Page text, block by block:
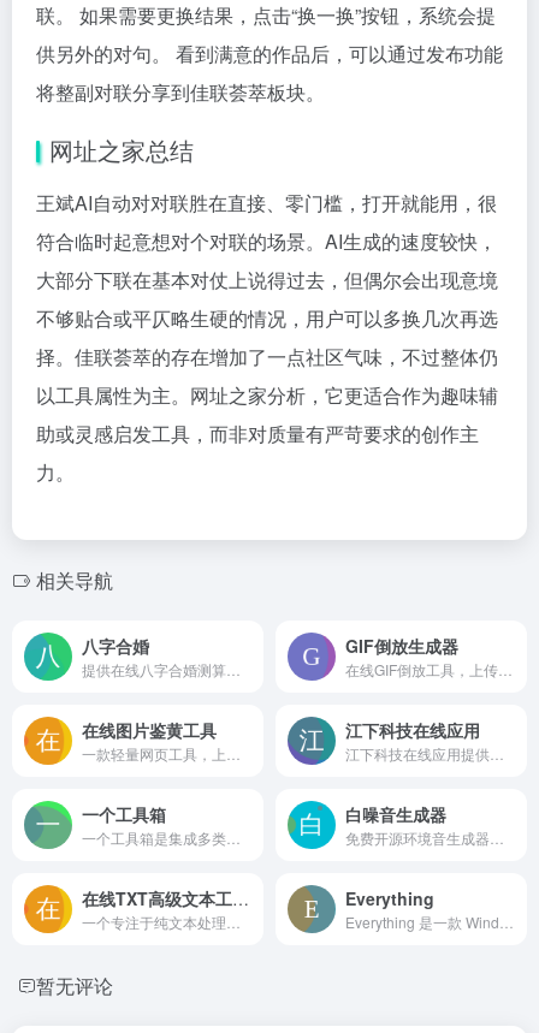
联。 如果需要更换结果，点击“换一换”按钮，系统会提
供另外的对句。 看到满意的作品后，可以通过发布功能
将整副对联分享到佳联荟萃板块。
网址之家总结
王斌AI自动对对联胜在直接、零门槛，打开就能用，很
符合临时起意想对个对联的场景。AI生成的速度较快，
大部分下联在基本对仗上说得过去，但偶尔会出现意境
不够贴合或平仄略生硬的情况，用户可以多换几次再选
择。佳联荟萃的存在增加了一点社区气味，不过整体仍
以工具属性为主。网址之家分析，它更适合作为趣味辅
助或灵感启发工具，而非对质量有严苛要求的创作主
力。
相关导航
八字合婚 GIF倒放生成器
在线图片鉴黄工具 江下科技在线应用
一个工具箱 白噪音生成器
在线TXT高级文本工具箱 Everything
暂无评论